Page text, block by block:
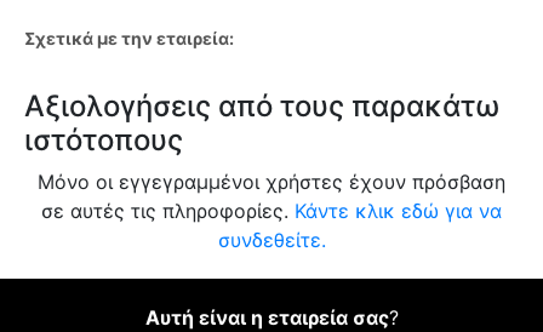
Σχετικά με την εταιρεία:
Αξιολογήσεις από τους παρακάτω
ιστότοπους
Μόνο οι εγγεγραμμένοι χρήστες έχουν πρόσβαση
σε αυτές τις πληροφορίες. Κάντε κλικ εδώ για να
συνδεθείτε.
Αυτή είναι η εταιρεία σας?